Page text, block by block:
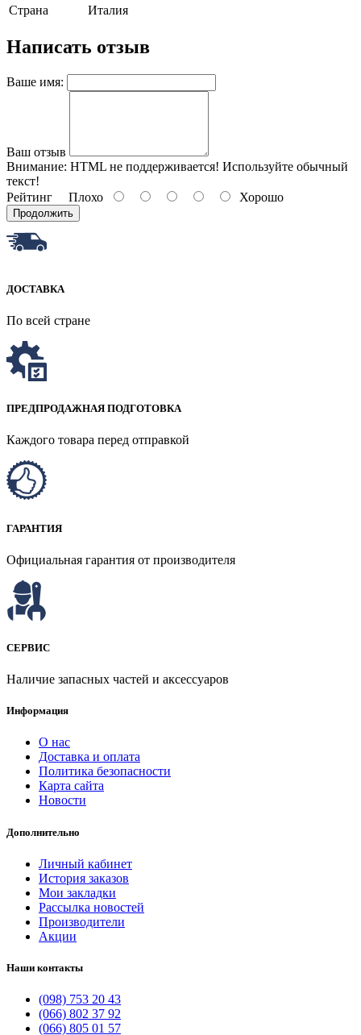
Страна
Италия
Написать отзыв
Ваше имя:
Ваш отзыв
Внимание: HTML не поддерживается! Используйте обычный
текст!
Рейтинг Плохо Хорошо
Продолжить
ДОСТАВКА
По всей стране
ПРЕДПРОДАЖНАЯ ПОДГОТОВКА
Каждого товара перед отправкой
ГАРАНТИЯ
Официальная гарантия от производителя
СЕРВИС
Наличие запасных частей и аксессуаров
Информация
О нас
Доставка и оплата
Политика безопасности
Карта сайта
Новости
Дополнительно
Личный кабинет
История заказов
Мои закладки
Рассылка новостей
Производители
Акции
Наши контакты
(098) 753 20 43
(066) 802 37 92
(066) 805 01 57